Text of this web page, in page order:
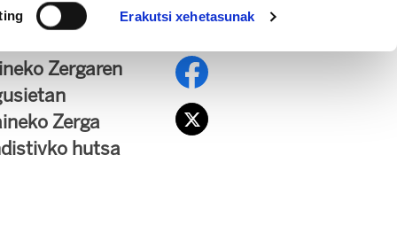
Erakutsi xehetasunak
Zergaren
Zerga
hutsa